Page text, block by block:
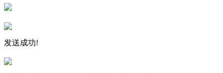
发送成功!